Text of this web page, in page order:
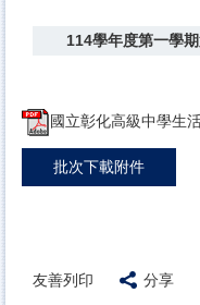
114學年度第一學
國立彰化高級中學生
批次下載附件
友善列印 分享